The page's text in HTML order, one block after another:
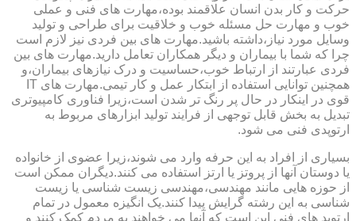
حرکت و کار بدن انسان علاقمند بوده،مهارت های فنی و عملی
خوب و مهارت حل مسئله خوب و خلاقیت برای طراحی و تولید
وسایل مورد نیاز،داشته باشید.مهارت های بین فردی نیز لازم است
چرا که شما با بیماران و دیگر همکاران تعامل دارید.مهارت های بین
فردی عبارتند از ارتباط خوب،حساسیت و درک نیازهای بیماران،و
همچنین توانایی استفاده از ابتکار عمل و کار تیمی.مهارت های IT
قوی در اینکار در حال پر رنگ تر شدن است،زیرا فناوری کامپیوتری
تبدیل به بخش قابل توجهی از فرایند تولید ابزارهای مربوط به
ارتوپدی فنی می شود.
بسیاری از افراد به این حرفه وارد می شوند،زیرا عضوی از خانواده
یا دوستان آنها از پروتز یا ارتز استفاده می کنند.دیگران ممکن است
از حوزه هایی مانند مهندسی،مهندسی زیست شناسی یا زیست
شناسی به این رشته گرایش پیدا کنند.یک انگیزه معمول در تمام
ارتوپد های فنی این است که آنها می خواهند به مردم کمک کنند و